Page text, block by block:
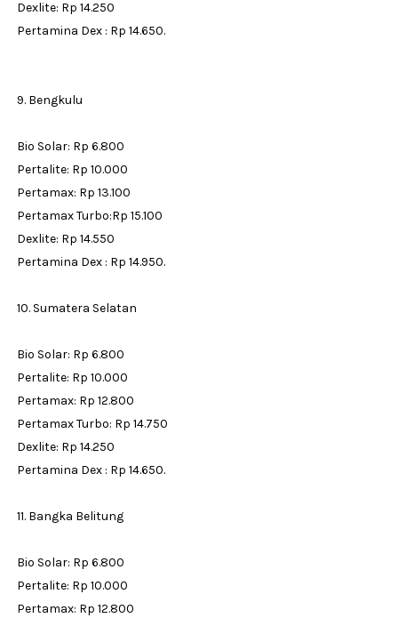
Dexlite: Rp 14.250
Pertamina Dex : Rp 14.650.
9. Bengkulu
Bio Solar: Rp 6.800
Pertalite: Rp 10.000
Pertamax: Rp 13.100
Pertamax Turbo:Rp 15.100
Dexlite: Rp 14.550
Pertamina Dex : Rp 14.950.
10. Sumatera Selatan
Bio Solar: Rp 6.800
Pertalite: Rp 10.000
Pertamax: Rp 12.800
Pertamax Turbo: Rp 14.750
Dexlite: Rp 14.250
Pertamina Dex : Rp 14.650.
11. Bangka Belitung
Bio Solar: Rp 6.800
Pertalite: Rp 10.000
Pertamax: Rp 12.800